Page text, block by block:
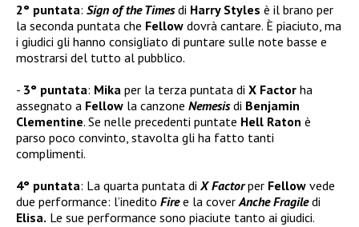
2° puntata: Sign of the Timesdi Harry Styles è il brano per
la seconda puntata che Fellow dovrà cantare. È piaciuto, ma
i giudici gli hanno consigliato di puntare sulle note basse e
mostrarsi del tutto al pubblico.
3° puntata: Mika per la terza puntata di X Factor ha
assegnato a Fellow la canzone Nemesis di Benjamin
Clementine. Se nelle precedenti puntate Hell Raton è
parso poco convinto, stavolta gli ha fatto tanti
complimenti.
4° puntata: La quarta puntata di X Factorper Fellow vede
due performance: l’inedito Firee la cover Anche Fragiledi
Elisa. Le sue performance sono piaciute tanto ai giudici.